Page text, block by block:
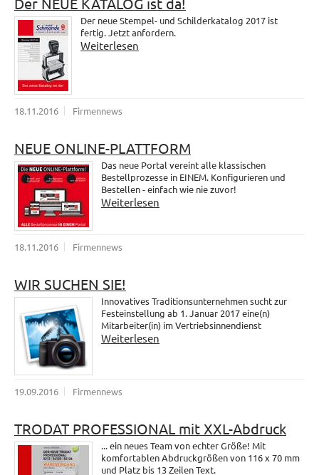
Der neue Stempel- und Schilderkatalog 2017 ist
fertig. Jetzt anfordern.
Weiterlesen
18.11.2016 Firmennews
NEUE ONLINE-PLATTFORM
Das neue Portal vereint alle klassischen
Bestellprozesse in EINEM. Konfigurieren und
Bestellen - einfach wie nie zuvor!
Weiterlesen
18.11.2016 Firmennews
WIR SUCHEN SIE!
Innovatives Traditionsunternehmen sucht zur
Festeinstellung ab 1. Januar 2017 eine(n)
Mitarbeiter(in) im Vertriebsinnendienst
Weiterlesen
19.09.2016 Firmennews
TRODAT PROFESSIONAL mit XXL-Abdruck
... ein neues Team von echter Größe! Mit
komfortablen Abdruckgrößen von 116 x 70 mm
und Platz bis 13 Zeilen Text.